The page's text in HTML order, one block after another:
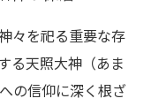
々を祀る重要な存
る天照大神（あま
の信仰に深く根ざ